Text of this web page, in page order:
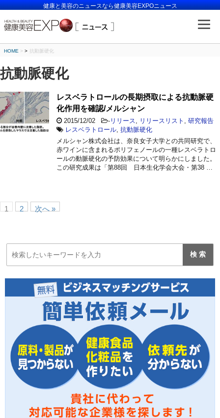
健康と美容のニュースなら健康美容EXPOニュース
HOME > 抗動脈硬化
抗動脈硬化
レスベラトロールの長期摂取による抗動脈硬
化作用を確認/メルシャン
2015/12/02 - リリース リリースリスト
研究報告
レスベラトロール 抗動脈硬化
メルシャン株式会社は、奈良女子大学との共同研究で、
赤ワインに含まれるポリフェノールの一種レスベラトロ
ールの動脈硬化の予防効果について明らかにしました。
この研究成果は「第88回 日本生化学会大会・第38 …
1 2 次へ »